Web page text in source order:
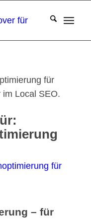
für
Local SEO.
– für